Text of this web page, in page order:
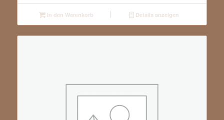
In den Warenkorb Details anzeigen